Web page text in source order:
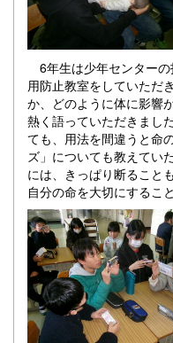
6年生は少年センター
用防止教室をしていただ
か、どのように体に影響
熱く語っていただきまし
ても、用法を間違うと命
ズ」についても教えてい
には、きっぱり断ること
自分の命を大切にするこ